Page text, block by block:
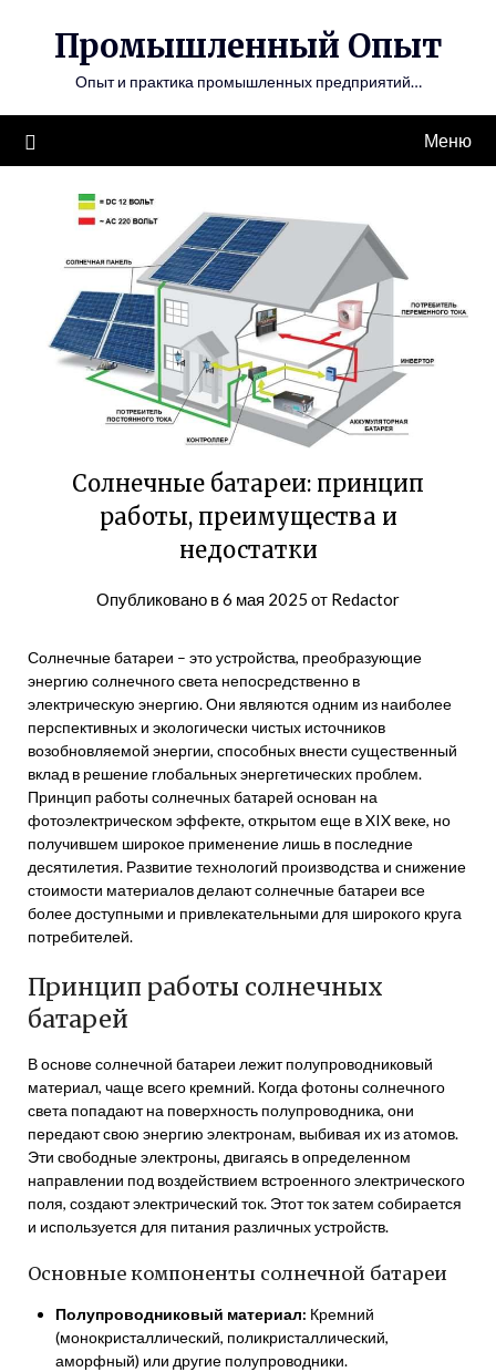
содержимому
Промышленный Опыт
Опыт и практика промышленных предприятий…
Меню
Солнечные батареи: принцип
работы, преимущества и
недостатки
Опубликовано в6 мая 2025 от Redactor
Солнечные батареи – это устройства, преобразующие
энергию солнечного света непосредственно в
электрическую энергию. Они являются одним из наиболее
перспективных и экологически чистых источников
возобновляемой энергии, способных внести существенный
вклад в решение глобальных энергетических проблем.
Принцип работы солнечных батарей основан на
фотоэлектрическом эффекте, открытом еще в XIX веке, но
получившем широкое применение лишь в последние
десятилетия. Развитие технологий производства и снижение
стоимости материалов делают солнечные батареи все
более доступными и привлекательными для широкого круга
потребителей.
Принцип работы солнечных
батарей
В основе солнечной батареи лежит полупроводниковый
материал, чаще всего кремний. Когда фотоны солнечного
света попадают на поверхность полупроводника, они
передают свою энергию электронам, выбивая их из атомов.
Эти свободные электроны, двигаясь в определенном
направлении под воздействием встроенного электрического
поля, создают электрический ток. Этот ток затем собирается
и используется для питания различных устройств.
Основные компоненты солнечной батареи
Полупроводниковый материал: Кремний
(монокристаллический, поликристаллический,
аморфный) или другие полупроводники.